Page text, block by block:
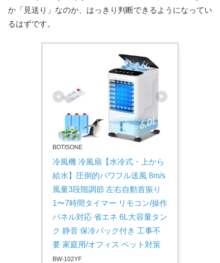
か「見送り」なのか、はっきり判断できるようになってい
るはずです。
BOTISONE
冷風機 冷風扇【水冷式・上から
給水】圧倒的パワフル送風 8m/s
風量3段階調節 左右自動首振り
1〜7時間タイマー リモコン/操作
パネル対応 省エネ 6L大容量タン
ク 静音 保冷パック付き 工事不
要 家庭用/オフィス ペット対策
BW-102YF